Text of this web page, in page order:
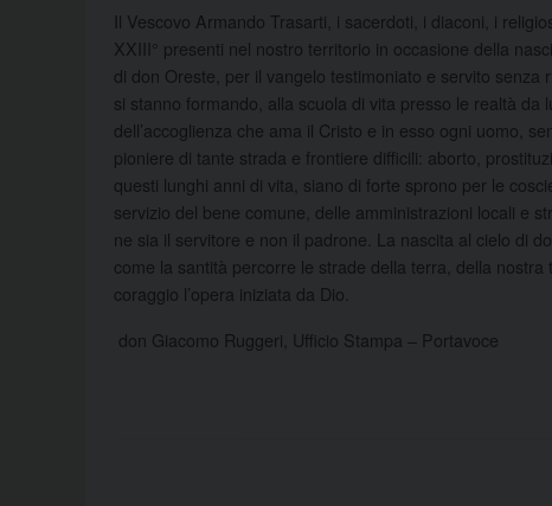
Il Vescovo Armando Trasarti, i sacerdoti, i diaconi, i
XXIII° presenti nel nostro territorio in occasione della
di don Oreste, per il vangelo testimoniato e servito
si stanno formando, alla scuola di vita presso le realtà da
dell’accoglienza che ama il Cristo e in esso ogni uomo,
pioniere di tante strada e frontiere difficili: aborto,
questi lunghi anni di vita, siano di forte sprono per le
servizio del bene comune, delle amministrazioni locali e
ne sia il servitore e non il padrone. La nascita al cielo di
come la santità percorre le strade della terra, della
coraggio l’opera iniziata da Dio.
don Giacomo Ruggeri, Ufficio Stampa – Portavoce